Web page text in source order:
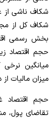
شکاف ناشی
شکاف کل از
بخش رسمی
حجم اقتصاد
میانگین
میزان مالیات
حجم اقتصاد
تقاضای پول،